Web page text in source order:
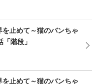
を止めて～猫のバンちゃ
階段」
を止めて～猫のバンちゃ